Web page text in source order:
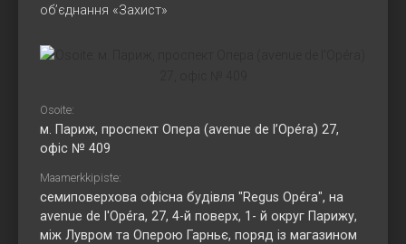
об’єднання «Захист»
Osoite:
м. Париж, проспект Опера (avenue de l’Opéra) 27,
офіс № 409
Maamerkkipiste:
семиповерхова офісна будівля "Regus Opéra", на
avenue de l'Opéra, 27, 4-й поверх, 1- й округ Парижу,
між Лувром та Оперою Гарньє, поряд із магазином